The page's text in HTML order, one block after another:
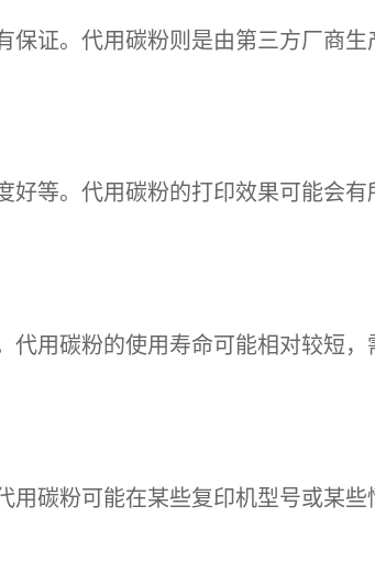
保证。代用碳粉则是由第三方厂商生
等。代用碳粉的打印效果可能会有
用碳粉的使用寿命可能相对较短，
用碳粉可能在某些复印机型号或某些